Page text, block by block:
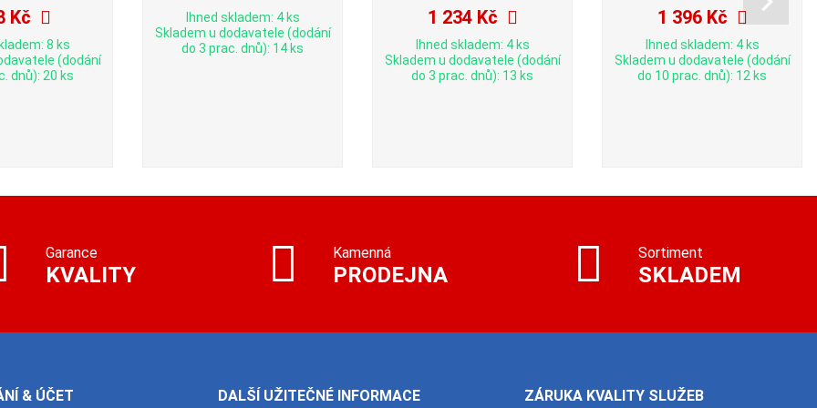
Kč
8 ks
(dodání
dnů): 20 ks
Ihned skladem: 4 ks
Skladem u dodavatele (dodání
do 3 prac. dnů): 14 ks
1 234 Kč
Ihned skladem: 4 ks
Skladem u dodavatele (dodání
do 3 prac. dnů): 13 ks
1 396 Kč
Ihned skladem: 4 ks
Skladem u dodavatele (dodání
do 10 prac. dnů): 12 ks
Garance
KVALITY
Kamenná
PRODEJNA
Sortiment
SKLADEM
& ÚČET DALŠÍ UŽITEČNÉ INFORMACE ZÁRUKA KVALITY SLUŽEB